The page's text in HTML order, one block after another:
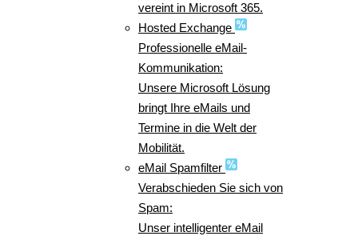
vereint in Microsoft 365.
Hosted Exchange
Professionelle eMail-
Kommunikation:
Unsere Microsoft Lösung
bringt Ihre eMails und
Termine in die Welt der
Mobilität.
eMail Spamfilter
Verabschieden Sie sich von
Spam:
Unser intelligenter eMail